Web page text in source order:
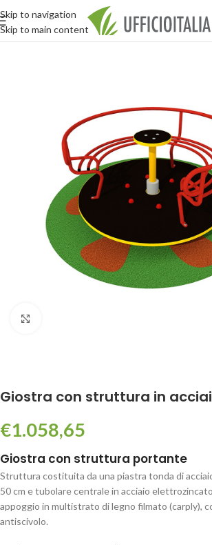
Skip to navigation
Skip to main content
Giostra con struttura in
€1.058,65
Giostra con struttura portante
Struttura costituita da una piastra tonda di
50 cm e tubolare centrale in acciaio
appoggio in multistrato di legno filmato (carply),
antiscivolo.